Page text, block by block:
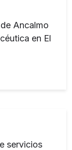
Ancalmo
en El
servicios